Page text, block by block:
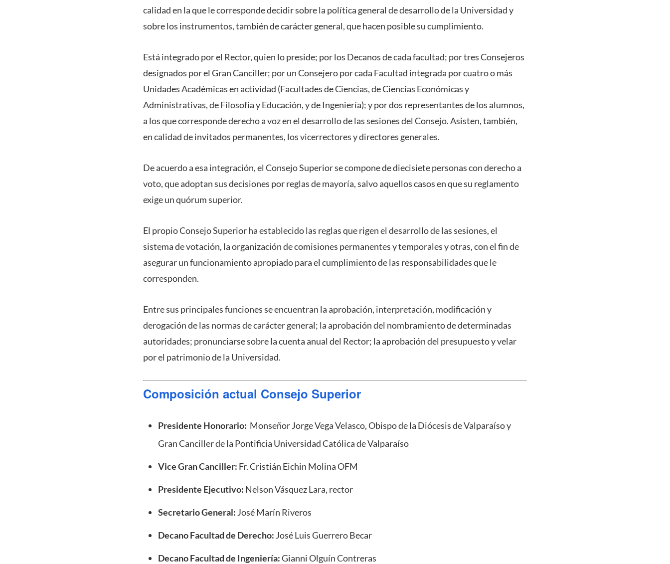
calidad en la que le corresponde decidir sobre la política general de desarrollo de la Universidad y
sobre los instrumentos, también de carácter general, que hacen posible su cumplimiento.
Está integrado por el Rector, quien lo preside; por los Decanos de cada facultad; por tres Consejeros
designados por el Gran Canciller; por un Consejero por cada Facultad integrada por cuatro o más
Unidades Académicas en actividad (Facultades de Ciencias, de Ciencias Económicas y
Administrativas, de Filosofía y Educación, y de Ingeniería); y por dos representantes de los alumnos,
a los que corresponde derecho a voz en el desarrollo de las sesiones del Consejo. Asisten, también,
en calidad de invitados permanentes, los vicerrectores y directores generales.
De acuerdo a esa integración, el Consejo Superior se compone de diecisiete personas con derecho a
voto, que adoptan sus decisiones por reglas de mayoría, salvo aquellos casos en que su reglamento
exige un quórum superior.
El propio Consejo Superior ha establecido las reglas que rigen el desarrollo de las sesiones, el
sistema de votación, la organización de comisiones permanentes y temporales y otras, con el fin de
asegurar un funcionamiento apropiado para el cumplimiento de las responsabilidades que le
corresponden.
Entre sus principales funciones se encuentran la aprobación, interpretación, modificación y
derogación de las normas de carácter general; la aprobación del nombramiento de determinadas
autoridades; pronunciarse sobre la cuenta anual del Rector; la aprobación del presupuesto y velar
por el patrimonio de la Universidad.
Composición actual Consejo Superior
Presidente Honorario: Monseñor Jorge Vega Velasco,Obispo de la Diócesis de Valparaíso y
Gran Canciller de la Pontificia Universidad Católica de Valparaíso
Vice Gran Canciller: Fr. Cristián Eichin Molina OFM
Presidente Ejecutivo: Nelson Vásquez Lara, rector
Secretario General: José Marín Riveros
Decano Facultad de Derecho: José Luis Guerrero Becar
Decano Facultad de Ingeniería:Gianni Olguín Contreras